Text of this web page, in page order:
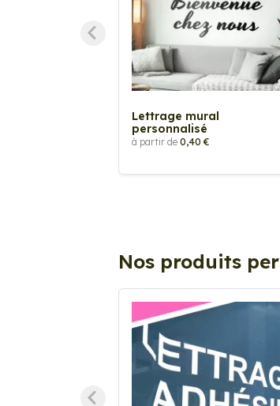
Lettrage mural
personnalisé
à partir de 0,40 €
Nos produits